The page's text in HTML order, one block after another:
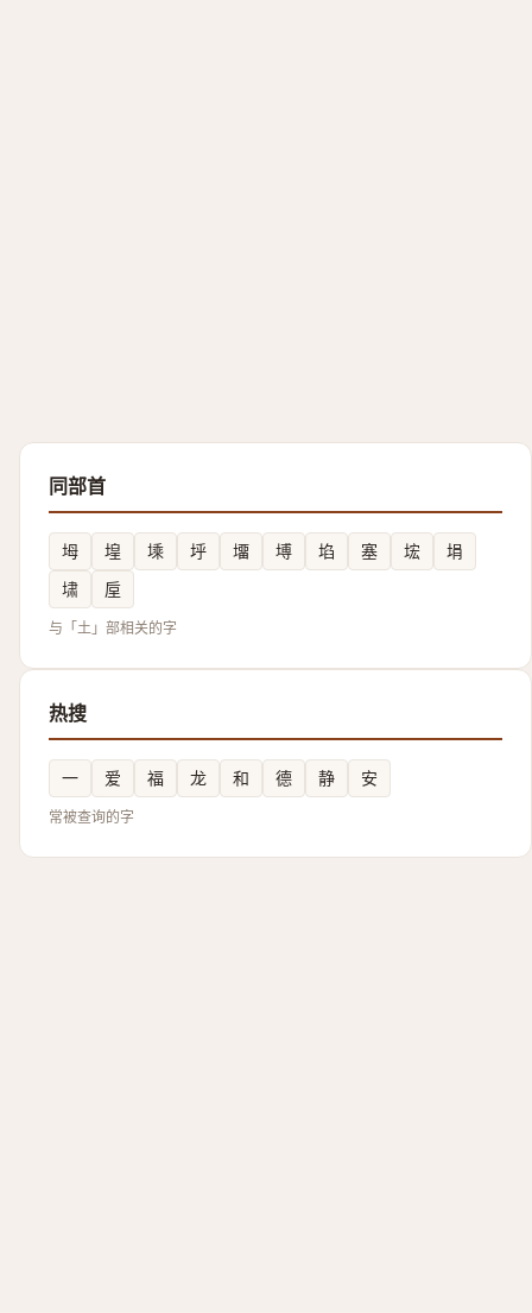
同部首
坶 堭 塖 垀 㙧 㙛 埳 塞 㙆
埍
㙌
垕
与「土」部相关的字
热搜
一 爱 福 龙 和 德 静 安
常被查询的字